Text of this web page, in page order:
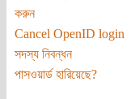
করুন
Cancel OpenID login
সদস্য নিবন্ধন
পাসওয়ার্ড হারিয়েছে?